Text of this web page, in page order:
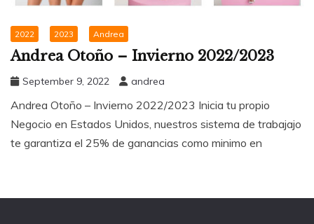
2022 2023 Andrea
Andrea Otoño – Invierno 2022/2023
September 9, 2022 andrea
Andrea Otoño – Invierno 2022/2023 Inicia tu propio
Negocio en Estados Unidos, nuestros sistema de trabajajo
te garantiza el 25% de ganancias como minimo en